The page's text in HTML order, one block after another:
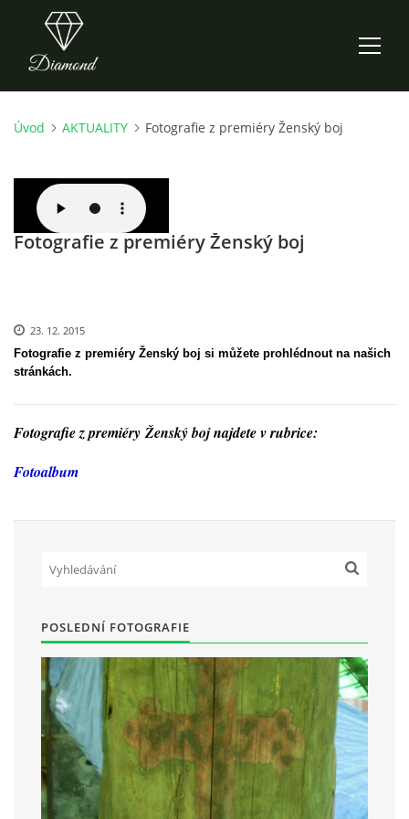
ÚVOD
AKTUALITY
O NÁS
CO NOVÉHO ZKOUŠÍME
KDY, KDE A CO HRAJEME
HRY OD ROKU 1973
VIDEOZÁZNAMY Z HER
FOTOALBUM
ČLENOVÉ - SOUČASNOST
HRY DO ROKU 1973
MÍSTO PRO VAŠE VZKAZY!!
DOKUMENTY OVJK
Úvod AKTUALITY Fotografie z premiéry Ženský boj
Fotografie z premiéry Ženský boj
23. 12. 2015
Fotografie z premiéry Ženský boj si můžete prohlédnout na našich
stránkách.
Fotografie z premiéry Ženský boj najdete v rubrice:
Fotoalbum
POSLEDNÍ FOTOGRAFIE